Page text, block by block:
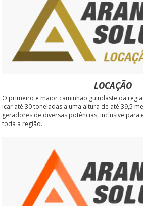
LOCAÇÃO
O primeiro e maior caminhão guindaste da
içar até 30 toneladas a uma altura de até 39,5
geradores de diversas potências, inclusive para
toda a região.